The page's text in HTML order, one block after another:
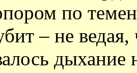
по
– не ведая,
дыхание